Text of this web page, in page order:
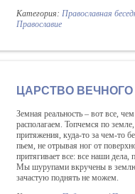
Категория: Православная
Православие
ЦАРСТВО
Земная реальность – вот все,
располагаем. Топчемся по
притяжения, куда-то за чем-то
пьем, не отрывая ног от
притягивает все: все наши
Мы шурупами вкручены в
зачастую поднять не можем.